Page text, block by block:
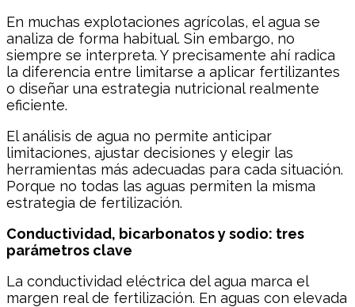
En muchas explotaciones agrícolas, el agua se
analiza de forma habitual. Sin embargo, no
siempre se interpreta. Y precisamente ahí radica
la diferencia entre limitarse a aplicar fertilizantes
o diseñar una estrategia nutricional realmente
eficiente.
El análisis de agua no permite anticipar
limitaciones, ajustar decisiones y elegir las
herramientas más adecuadas para cada situación.
Porque no todas las aguas permiten la misma
estrategia de fertilización.
Conductividad, bicarbonatos y sodio: tres
parámetros clave
La conductividad eléctrica del agua marca el
margen real de fertilización. En aguas con elevada